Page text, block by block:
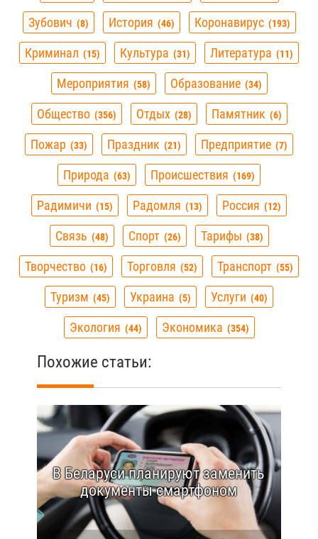
Зубович 8 История 46 Коронавирус 193
Криминал 15 Культура 31 Литература 11
Мероприятия 58 Образование 34
Общество 356 Отдых 28 Памятник 6
Пожар 33 Праздник 21 Предприятие 7
Природа 63 Происшествия 169
Радимичи 15 Радомля 13 Россия 12
Связь 48 Спорт 26 Тарифы 38
Творчество 16 Торговля 52 Транспорт 55
Туризм 45 Украина 5 Услуги 40
Экология 44 Экономика 354
Похожие статьи:
В Беларуси планируют заменить
документы смартфоном